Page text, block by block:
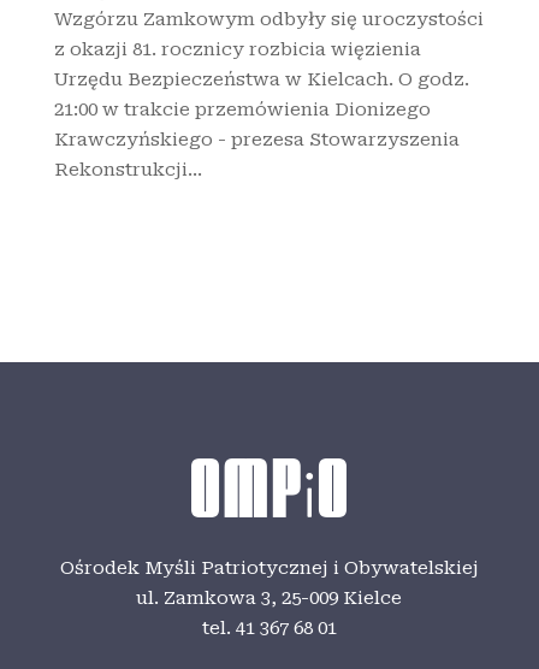
Wzgórzu Zamkowym odbyły się uroczystości
z okazji 81. rocznicy rozbicia więzienia
Urzędu Bezpieczeństwa w Kielcach. O godz.
21:00 w trakcie przemówienia Dionizego
Krawczyńskiego - prezesa Stowarzyszenia
Rekonstrukcji...
Ośrodek Myśli Patriotycznej i Obywatelskiej
ul. Zamkowa 3,25-009 Kielce
tel. 41 367 68 01